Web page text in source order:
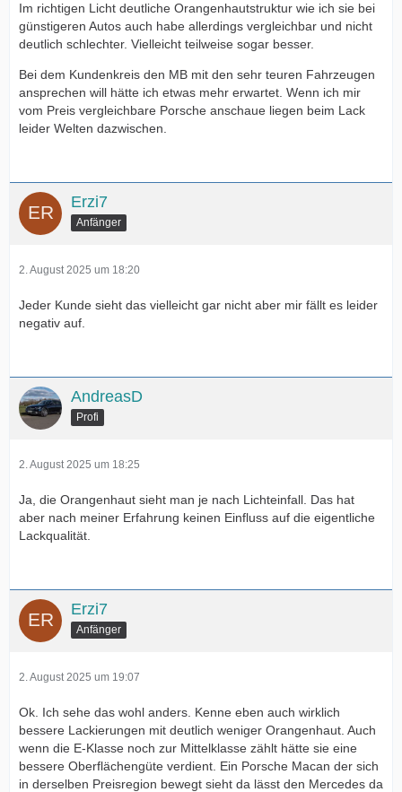
Im richtigen Licht deutliche Orangenhautstruktur wie ich sie bei
günstigeren Autos auch habe allerdings vergleichbar und nicht
deutlich schlechter. Vielleicht teilweise sogar besser.
Bei dem Kundenkreis den MB mit den sehr teuren Fahrzeugen
ansprechen will hätte ich etwas mehr erwartet. Wenn ich mir
vom Preis vergleichbare Porsche anschaue liegen beim Lack
leider Welten dazwischen.
Erzi7
Anfänger
2. August 2025 um 18:20
Jeder Kunde sieht das vielleicht gar nicht aber mir fällt es leider
negativ auf.
AndreasD
Profi
2. August 2025 um 18:25
Ja, die Orangenhaut sieht man je nach Lichteinfall. Das hat
aber nach meiner Erfahrung keinen Einfluss auf die eigentliche
Lackqualität.
Erzi7
Anfänger
2. August 2025 um 19:07
Ok. Ich sehe das wohl anders. Kenne eben auch wirklich
bessere Lackierungen mit deutlich weniger Orangenhaut. Auch
wenn die E-Klasse noch zur Mittelklasse zählt hätte sie eine
bessere Oberflächengüte verdient. Ein Porsche Macan der sich
in derselben Preisregion bewegt sieht da lässt den Mercedes da